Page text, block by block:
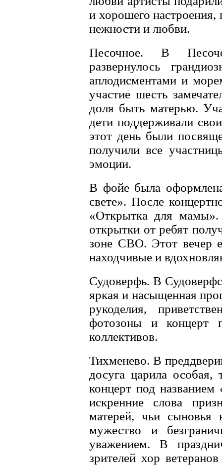
и хорошего настроения,
нежности и любви.
Песочное. В
развернулось
аплодисментами и
участие шесть
доля быть матерью.
дети поддерживали
этот день были
получили все
эмоции.
В фойе была
свете». После
«Открытка для мамы».
открытки от ребят
зоне СВО. Этот вечер
находчивые и
Судоверфь. В
яркая и насыщенная
рукоделия,
фотозоны и концерт
коллективов.
Тихменево. В
досуга царила
концерт под
искренние слова
матерей, чьи
мужество и
уважением. В
зрителей хор